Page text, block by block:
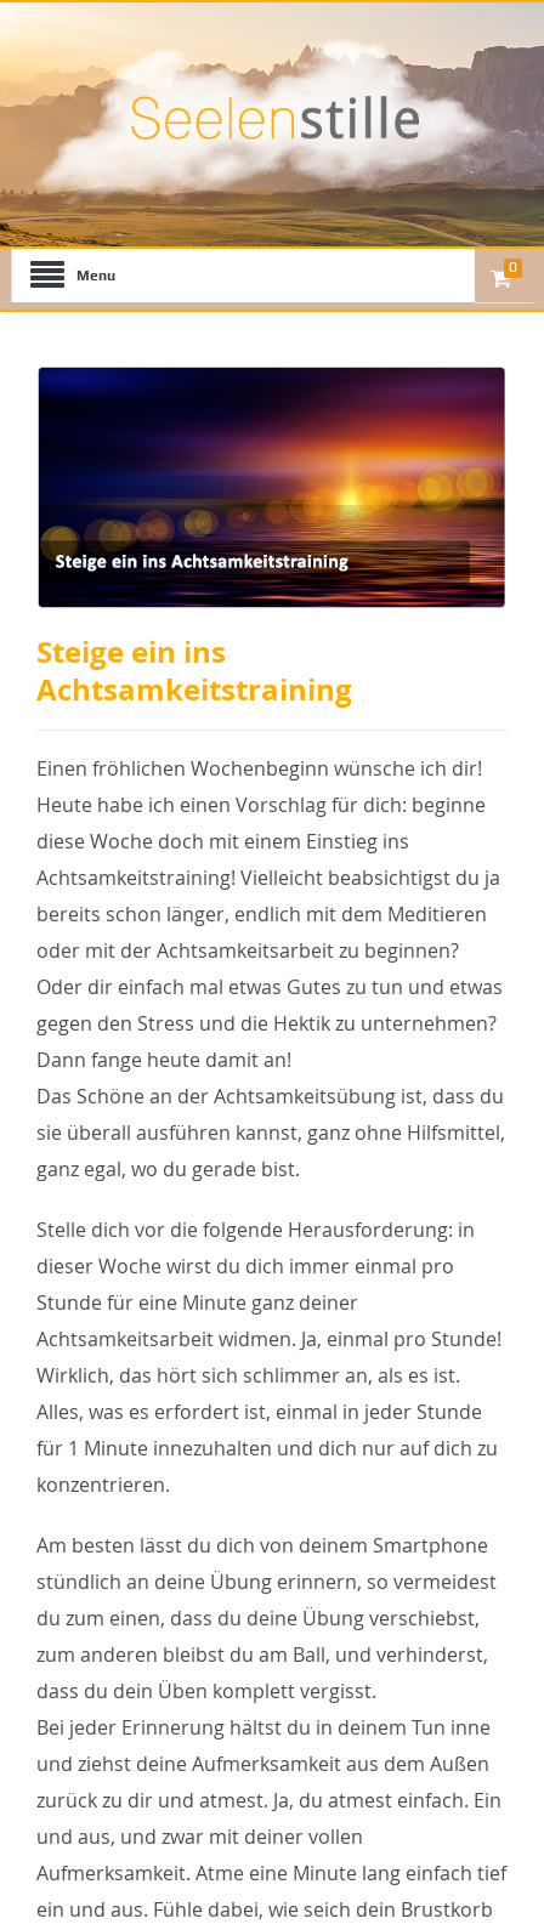
Menu 0
Steige ein ins
Achtsamkeitstraining
Einen fröhlichen Wochenbeginn wünsche ich dir!
Heute habe ich einen Vorschlag für dich: beginne
diese Woche doch mit einem Einstieg ins
Achtsamkeitstraining! Vielleicht beabsichtigst du ja
bereits schon länger, endlich mit dem Meditieren
oder mit der Achtsamkeitsarbeit zu beginnen?
Oder dir einfach mal etwas Gutes zu tun und etwas
gegen den Stress und die Hektik zu unternehmen?
Dann fange heute damit an!
Das Schöne an der Achtsamkeitsübung ist, dass du
sie überall ausführen kannst, ganz ohne Hilfsmittel,
ganz egal, wo du gerade bist.
Stelle dich vor die folgende Herausforderung: in
dieser Woche wirst du dich immer einmal pro
Stunde für eine Minute ganz deiner
Achtsamkeitsarbeit widmen. Ja, einmal pro Stunde!
Wirklich, das hört sich schlimmer an, als es ist.
Alles, was es erfordert ist, einmal in jeder Stunde
für 1 Minute innezuhalten und dich nur auf dich zu
konzentrieren.
Am besten lässt du dich von deinem Smartphone
stündlich an deine Übung erinnern, so vermeidest
du zum einen, dass du deine Übung verschiebst,
zum anderen bleibst du am Ball, und verhinderst,
dass du dein Üben komplett vergisst.
Bei jeder Erinnerung hältst du in deinem Tun inne
und ziehst deine Aufmerksamkeit aus dem Außen
zurück zu dir und atmest. Ja, du atmest einfach. Ein
und aus, und zwar mit deiner vollen
Aufmerksamkeit. Atme eine Minute lang einfach tief
ein und aus. Fühle dabei, wie seich dein Brustkorb